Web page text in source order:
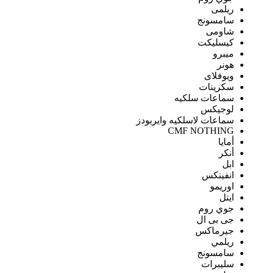
ريلمى
سامسونج
شاومى
كيسليكت
ميبرو
هونر
ويوفلاى
سكرينات
سماعات سلكيه
لوجيكس
سماعات لاسلكيه وايربودز
CMF NOTHING
أمايا
أنكر
ابل
انفينكس
اوريمو
ايتل
جوي روم
جى بى ال
جيرماكس
ريلمي
سامسونج
سليبرات